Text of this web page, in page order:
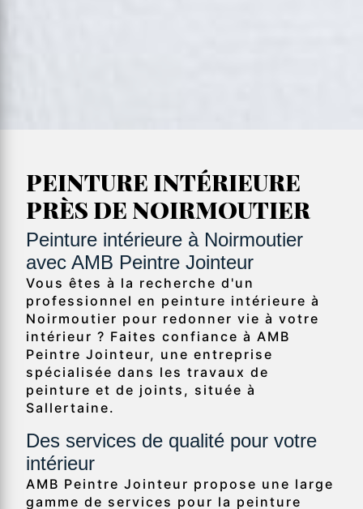
PEINTURE INTÉRIEURE
PRÈS DE NOIRMOUTIER
Peinture intérieure à Noirmoutier
avec AMB Peintre Jointeur
Vous êtes à la recherche d'un
professionnel en peinture intérieure à
Noirmoutier pour redonner vie à votre
intérieur ? Faites confiance à AMB
Peintre Jointeur, une entreprise
spécialisée dans les travaux de
peinture et de joints, située à
Sallertaine.
Des services de qualité pour votre
intérieur
AMB Peintre Jointeur propose une large
gamme de services pour la peinture